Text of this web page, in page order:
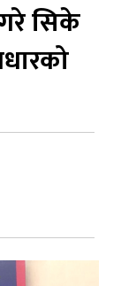
सिके